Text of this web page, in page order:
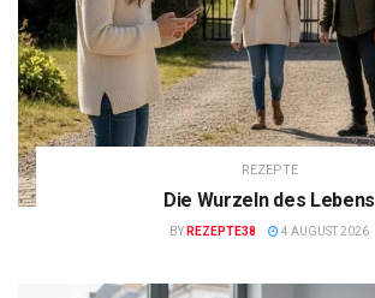
REZEPTE
Die Wurzeln des Lebens
BY REZEPTE38 4 AUGUST 2026